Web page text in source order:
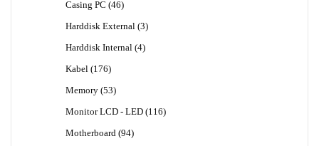
Casing PC 4646
Harddisk External 33
Harddisk Internal 44
Kabel 176176
Memory 5353
Monitor LCD - LED 116116
Motherboard 9494